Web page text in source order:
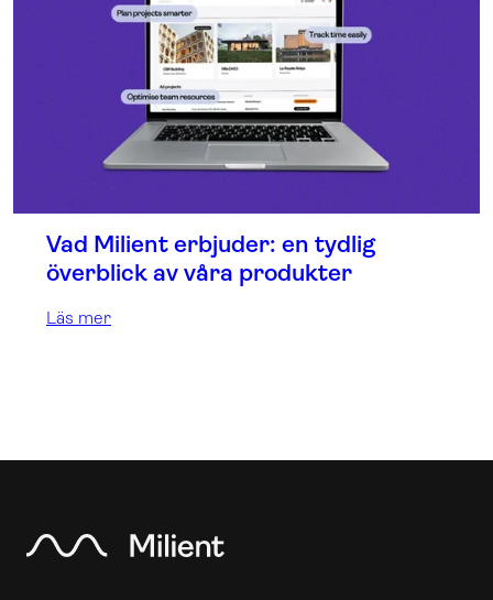
Vad Milient erbjuder: en tydlig
överblick av våra produkter
Läs mer